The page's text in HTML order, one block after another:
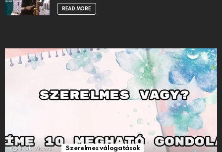
READ MORE
1.5k Views Szerelmes válogatások